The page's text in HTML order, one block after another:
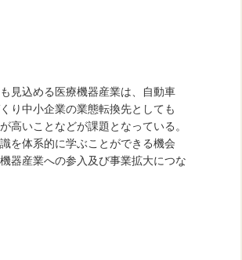
込める医療機器産業は、自動車
り中小企業の業態転換先としても
いことなどが課題となっている。
体系的に学ぶことができる機会
器産業への参入及び事業拡大につな